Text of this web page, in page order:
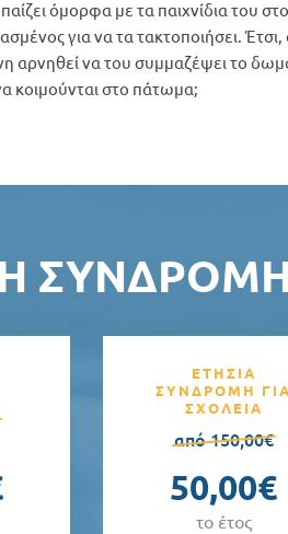
όμορφα με τα παιχνίδια του
για να τα τακτοποιήσει.
αρνηθεί να του συμμαζέψει το
κοιμούνται στο πάτωμα;
ΕΤΗΣΙΑ
ΣΥΝΔΡΟΜΗ ΓΙΑ
ΣΧΟΛΕΙΑ
από 150,00€
50,00€
το έτος